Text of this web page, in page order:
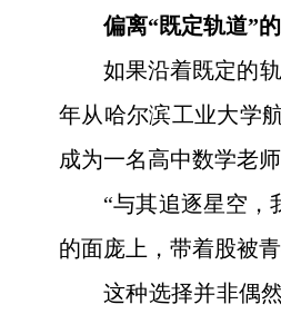
偏离“既定轨道”
如果沿着既定的
年从哈尔滨工业大学
成为一名高中数学老师
“与其追逐星空，
的面庞上，带着股被
这种选择并非偶